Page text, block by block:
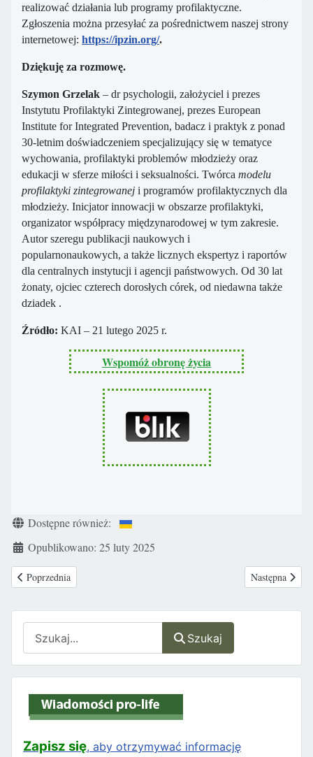
Szukaj
Zapisz się, aby otrzymywać informację
realizować działania lub programy profilaktyczne.
Zgłoszenia można przesyłać za pośrednictwem naszej strony
internetowej: https://ipzin.org/.
Dziękuję za rozmowę.
Szymon Grzelak – dr psychologii, założyciel i prezes
Instytutu Profilaktyki Zintegrowanej, prezes European
Institute for Integrated Prevention, badacz i praktyk z ponad
30-letnim doświadczeniem specjalizujący się w tematyce
wychowania, profilaktyki problemów młodzieży oraz
edukacji w sferze miłości i seksualności. Twórca modelu
profilaktyki zintegrowanej i programów profilaktycznych dla
młodzieży. Inicjator innowacji w obszarze profilaktyki,
organizator współpracy międzynarodowej w tym zakresie.
Autor szeregu publikacji naukowych i
popularnonaukowych, a także licznych ekspertyz i raportów
dla centralnych instytucji i agencji państwowych. Od 30 lat
żonaty, ojciec czterech dorosłych córek, od niedawna także
dziadek .
Źródło: KAI – 21 lutego 2025 r.
Wspomóż obronę życia
Szczegóły
Dostępne również:
Opublikowano: 25 luty 2025
Poprzednia strona: Węgry: Pro-life - matki z co najmniej dwójką dzieci
Poprzednia Następna
Następna